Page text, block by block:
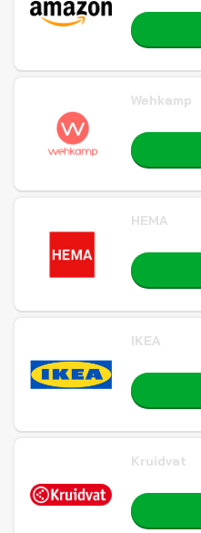
Wehkamp
HEMA
IKEA
Kruidvat